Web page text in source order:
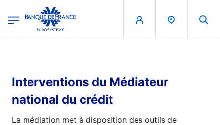
Banque de France - Menu Principal
Interventions du Médiateur
national du crédit
La médiation met à disposition des outils de